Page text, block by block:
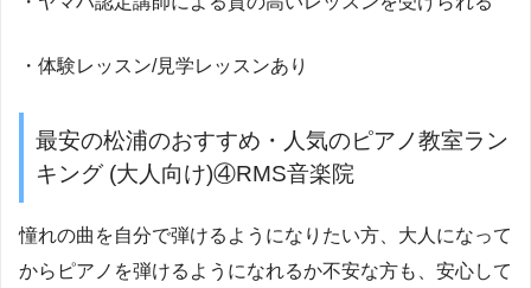
・体験レッスン/見学レッスンあり
最安の松浦のおすすめ・人気のピアノ教室ラン
キング (大人向け)④RMS音楽院
憧れの曲を自分で弾けるようになりたい方、大人になって
からピアノを弾けるようになれるか不安な方も、安心して